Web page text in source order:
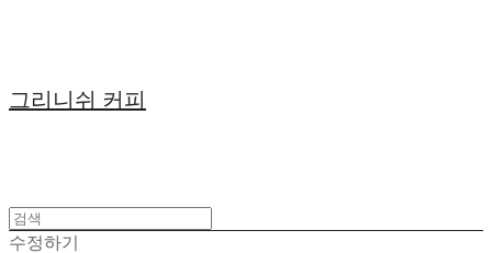
그리니쉬 커피
수정하기